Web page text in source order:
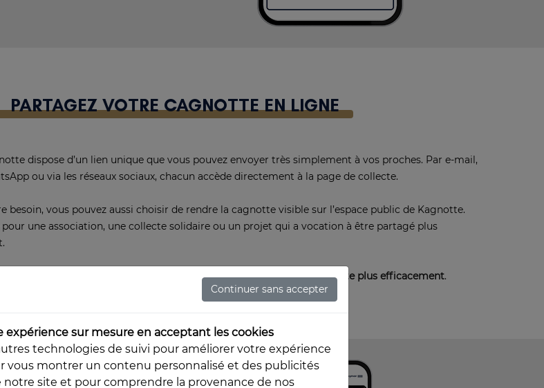
PARTAGEZ VOTRE CAGNOTTE EN LIGNE
dispose d’un lien unique que vous pouvez envoyer très simplement à vos proches. Par e-mail,
ou via les réseaux sociaux, chacun accède directement à la page de collecte.
besoin, vous pouvez aussi choisir de rendre la cagnotte visible sur l’espace public de Kagnotte.
pour une association, une collecte solidaire ou un projet qui a vocation à être partagé plus
comment partager une cagnotte plus efficacement.
Continuer sans accepter
sur mesure en acceptant les cookies
technologies de suivi pour améliorer votre expérience
vous montrer un contenu personnalisé et des publicités
notre site et pour comprendre la provenance de nos